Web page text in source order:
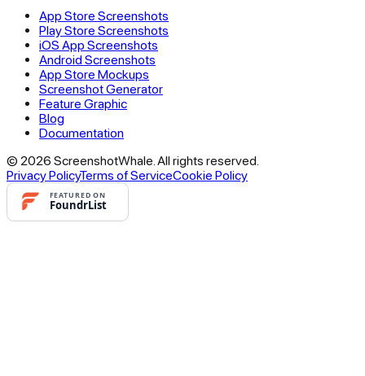
App Store Screenshots
Play Store Screenshots
iOS App Screenshots
Android Screenshots
App Store Mockups
Screenshot Generator
Feature Graphic
Blog
Documentation
© 2026 ScreenshotWhale. All rights reserved.
Privacy PolicyTerms of ServiceCookie Policy